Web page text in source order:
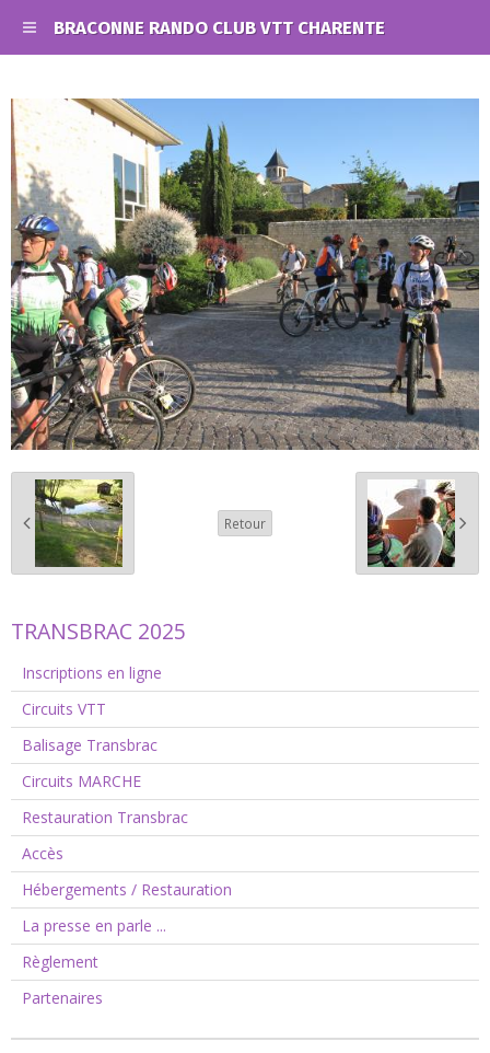
BRACONNE RANDO CLUB VTT CHARENTE
Retour
TRANSBRAC 2025
Inscriptions en ligne
Circuits VTT
Balisage Transbrac
Circuits MARCHE
Restauration Transbrac
Accès
Hébergements / Restauration
La presse en parle ...
Règlement
Partenaires